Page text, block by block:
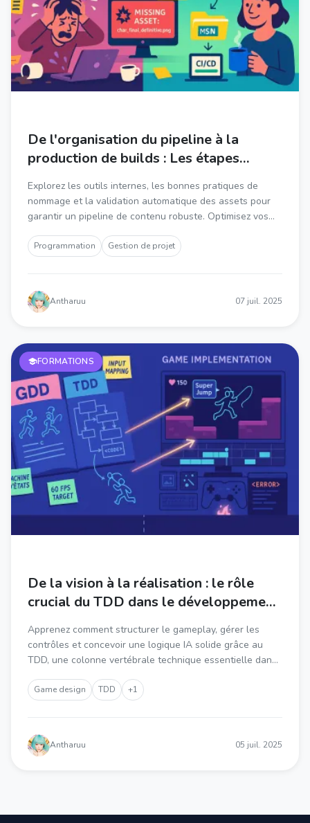
De l'organisation du pipeline à la
production de builds : Les étapes
jeu fluide
Explorez les outils internes, les bonnes pratiques de
nommage et la validation automatique des assets pour
garantir un pipeline de contenu robuste. Optimisez vos
développement de jeu efficient.
Programmation Gestion de projet
Antharuu 07 juil. 2025
FORMATIONS
De la vision à la réalisation : le rôle
crucial du TDD dans le développement
Apprenez comment structurer le gameplay, gérer les
contrôles et concevoir une logique IA solide grâce au
TDD, une colonne vertébrale technique essentielle dans
Game design TDD +1
Antharuu 05 juil. 2025